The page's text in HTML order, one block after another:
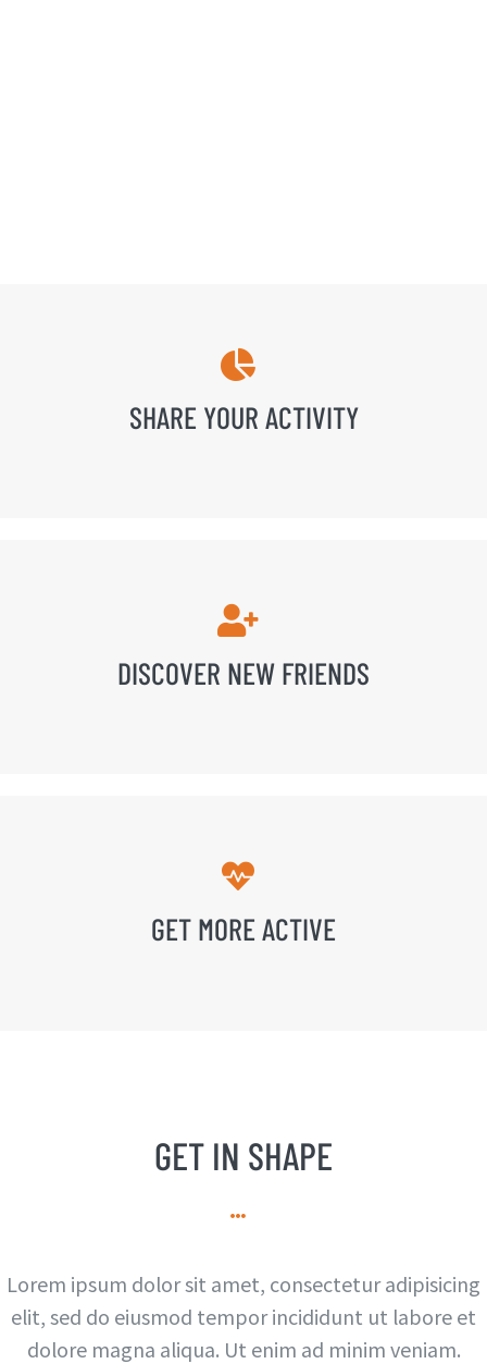
SHARE YOUR ACTIVITY
DISCOVER NEW FRIENDS
GET MORE ACTIVE
GET IN SHAPE
Lorem ipsum dolor sit amet, consectetur adipisicing
elit, sed do eiusmod tempor incididunt ut labore et
dolore magna aliqua. Ut enim ad minim veniam.